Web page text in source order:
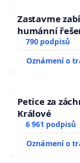
Zastavme
humánní
790 podpisů
Oznámení o
Petice za
Králové
6 961 podpisů
Oznámení o